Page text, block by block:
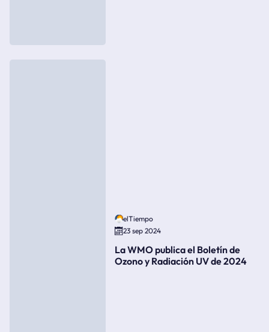
elTiempo
23 sep 2024
La WMO publica el Boletín de
Ozono y Radiación UV de 2024